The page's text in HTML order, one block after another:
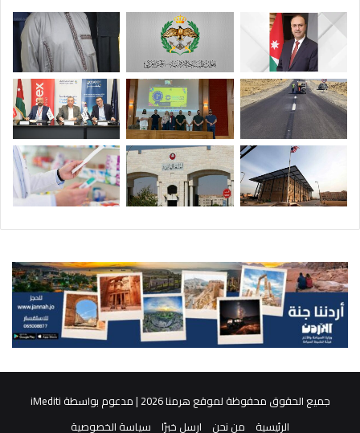
جميع الحقوق محفوظة لموقع هرمنا 2026 | مدعوم بواسطة
iMediti
الرئيسية
من نحن ارسل خبرًا سياسة الخصوصية